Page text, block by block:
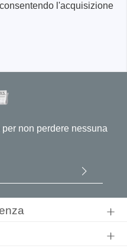
l'acquisizione
non perdere nessuna